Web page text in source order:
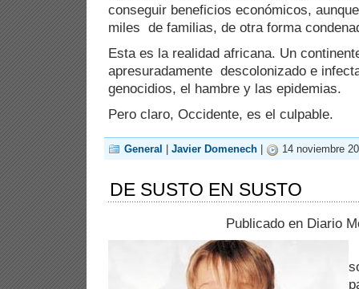
conseguir beneficios económicos,
miles de familias, de otra forma
Esta es la realidad africana. Un
apresuradamente descolonizado e
genocidios, el hambre y las epidemias.
Pero claro, Occidente, es el culpable.
General Javier Domenech 14 noviembre
DE SUSTO EN SUSTO
Publicado en Diario